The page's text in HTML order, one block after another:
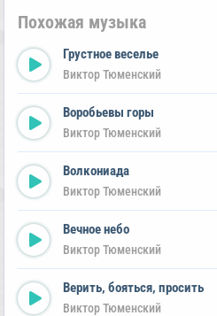
Похожая музыка
Грустное веселье
Виктор Тюменский
Воробьевы горы
Виктор Тюменский
Волкониада
Виктор Тюменский
Вечное небо
Виктор Тюменский
Верить, бояться, просить
Виктор Тюменский